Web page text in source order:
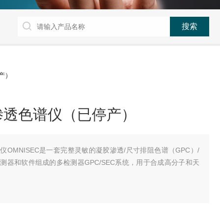
色谱仪（已停产）
OMNISEC是一套完整灵敏的凝胶渗透/尺寸排阻色谱（GPC）/
器和软件组成的多检测器GPC/SEC系统，用于合成高分子和天